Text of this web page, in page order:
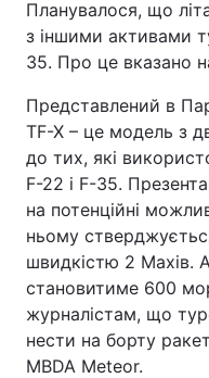
Тема оформлення
Планувалося, що
з іншими активами
35. Про це вказано
Представлений в
TF-X – це модель з
до тих, які
F-22 і F-35.
на потенційні
ньому
швидкістю 2 Махів.
становитиме 600
журналістам, що
нести на борту
MBDA Meteor.